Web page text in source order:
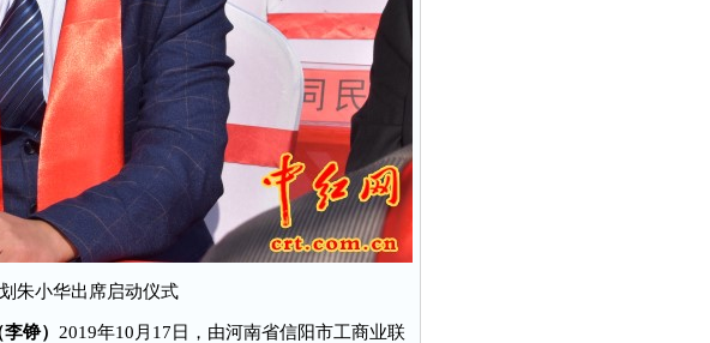
朱小华出席启动仪式
铮） 2019年10月17日，由河南省信阳市工商业联